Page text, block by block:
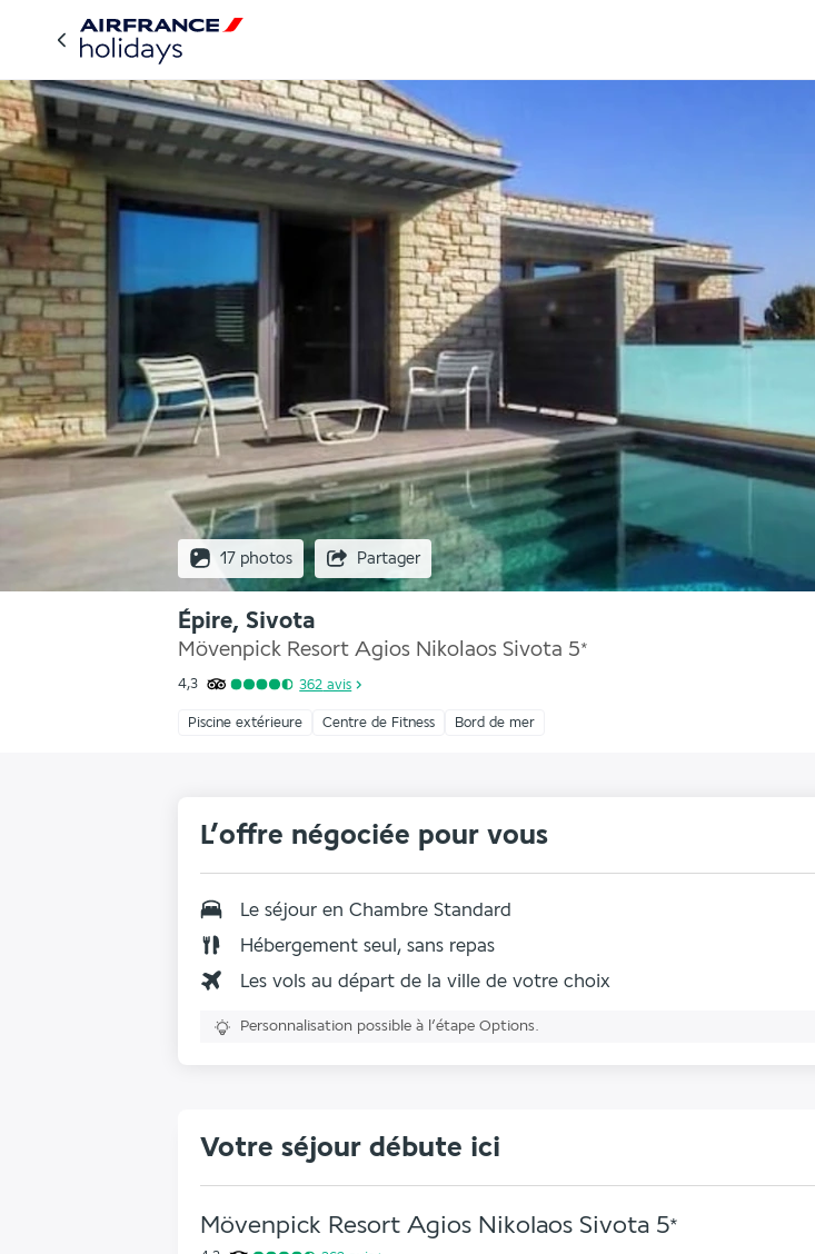
17 photos Partager
Épire, Sivota
Mövenpick Resort Agios Nikolaos Sivota 5*
4,3 362 avis
Piscine extérieure Centre de Fitness Bord de mer
L’offre négociée pour vous
Le séjour en Chambre Standard
Hébergement seul, sans repas
Les vols au départ de la ville de votre choix
Personnalisation possible à l’étape Options.
Votre séjour débute ici
Mövenpick Resort Agios Nikolaos Sivota 5*